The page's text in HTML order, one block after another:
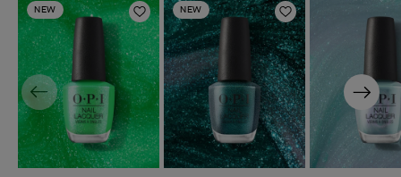
NEW
Aggiungi alla lista dei desideri
NEW
Aggiungi alla
Previous Next